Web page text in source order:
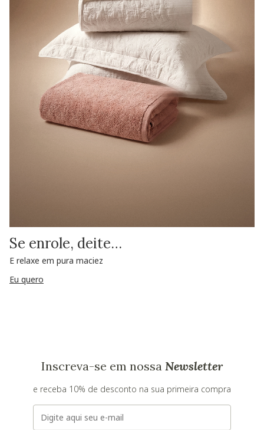
Se enrole, deite…
E relaxe em pura maciez
Eu quero
Inscreva-se em nossa Newsletter
e receba 10% de desconto na sua primeira compra
E-mail